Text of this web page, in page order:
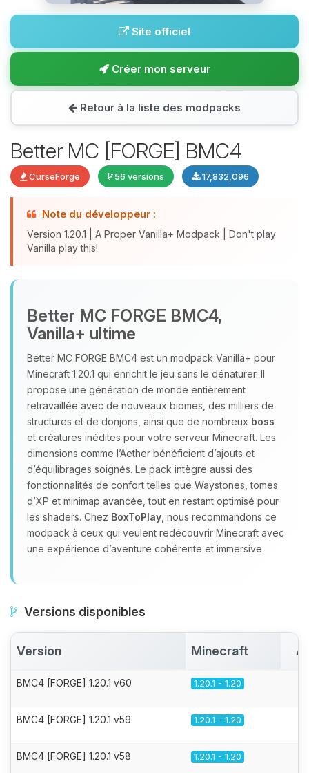
Site officiel
Créer mon serveur
Retour à la liste des modpacks
Better MC [FORGE] BMC4
CurseForge 56 versions 17,832,096
Note du développeur :
Version 1.20.1 | A Proper Vanilla+ Modpack | Don't play
Vanilla play this!
Better MC FORGE BMC4,
Vanilla+ ultime
Better MC FORGE BMC4 est un modpack Vanilla+ pour
Minecraft 1.20.1 qui enrichit le jeu sans le dénaturer. Il
propose une génération de monde entièrement
retravaillée avec de nouveaux biomes, des milliers de
structures et de donjons, ainsi que de nombreux boss
et créatures inédites pour votre serveur Minecraft. Les
dimensions comme l’Aether bénéficient d’ajouts et
d’équilibrages soignés. Le pack intègre aussi des
fonctionnalités de confort telles que Waystones, tomes
d’XP et minimap avancée, tout en restant optimisé pour
les shaders. Chez BoxToPlay , nous recommandons ce
modpack à ceux qui veulent redécouvrir Minecraft avec
une expérience d’aventure cohérente et immersive.
Versions disponibles
Version Minecraft
BMC4 [FORGE] 1.20.1 v60 1.20.1 - 1.20
BMC4 [FORGE] 1.20.1 v59 1.20.1 - 1.20
BMC4 [FORGE] 1.20.1 v58 1.20.1 - 1.20
parler ! Moi c’est Choupy, ton petit
assistant BoxToPlay. Dis-moi ce dont
petits circuits pour t’aider.
09/08/2026 à 05:30